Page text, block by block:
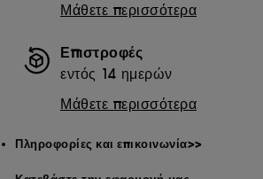
Μάθετε περισσότερα
Επιστροφές
εντός 14 ημερών
Μάθετε περισσότερα
Πληροφορίες και επικοινωνία>>